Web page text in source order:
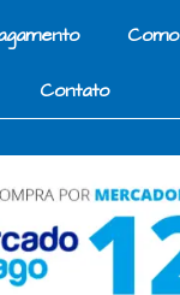
Contato